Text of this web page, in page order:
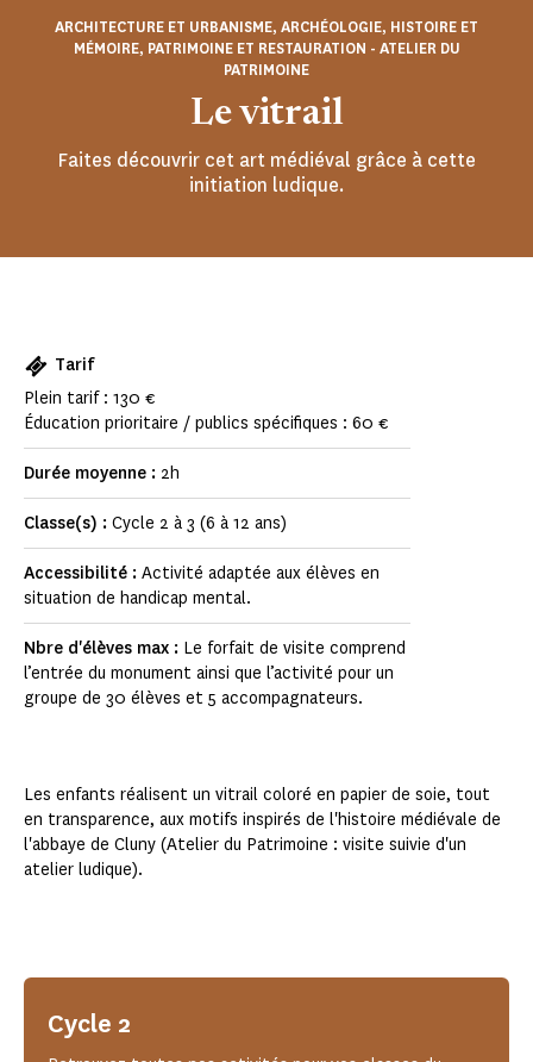
Le vitrail
ARCHITECTURE ET URBANISME, ARCHÉOLOGIE, HISTOIRE ET
MÉMOIRE, PATRIMOINE ET RESTAURATION - ATELIER DU
PATRIMOINE
Faites découvrir cet art médiéval grâce à cette
initiation ludique.
Tarif
Plein tarif : 130 €
Éducation prioritaire / publics spécifiques : 60 €
Durée moyenne : 2h
Classe(s) : Cycle 2 à 3 (6 à 12 ans)
Accessibilité : Activité adaptée aux élèves en
situation de handicap mental.
Nbre d'élèves max : Le forfait de visite comprend
l’entrée du monument ainsi que l’activité pour un
groupe de 30 élèves et 5 accompagnateurs.
Les enfants réalisent un vitrail coloré en papier de soie, tout
en transparence, aux motifs inspirés de l'histoire médiévale de
l'abbaye de Cluny (Atelier du Patrimoine : visite suivie d'un
atelier ludique).
Cycle 2